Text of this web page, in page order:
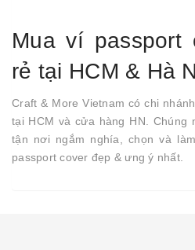
Mua ví
rẻ tại HCM & Hà
Craft & More Vietnam có chi
tại HCM và cửa hàng HN. Chúng
tận nơi ngắm nghía, chọn và
passport cover đẹp & ưng ý nhất.